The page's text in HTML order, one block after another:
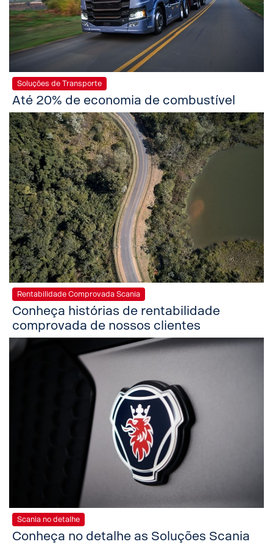
Soluções de Transporte
Até 20% de economia de combustível
Rentabilidade Comprovada Scania
Conheça histórias de rentabilidade
comprovada de nossos clientes
Scania no detalhe
Conheça no detalhe as Soluções Scania